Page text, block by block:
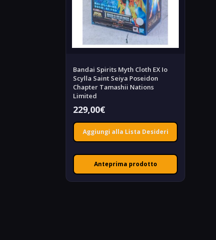
Bandai Spirits Myth Cloth EX Io
Scylla Saint Seiya Poseidon
Chapter Tamashii Nations
Limited
229,00€
Aggiungi alla Lista Desideri
Anteprima prodotto